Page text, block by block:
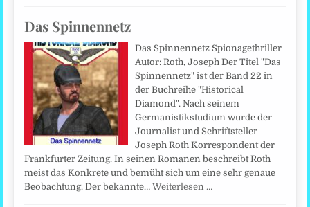
Das Spinnennetz
Das Spinnennetz Spionagethriller
Autor: Roth, Joseph Der Titel "Das
Spinnennetz" ist der Band 22 in
der Buchreihe "Historical
Diamond". Nach seinem
Germanistikstudium wurde der
Journalist und Schriftsteller
Joseph Roth Korrespondent der
Frankfurter Zeitung. In seinen Romanen beschreibt Roth
meist das Konkrete und bemüht sich um eine sehr genaue
Beobachtung. Der bekannte…Weiterlesen …